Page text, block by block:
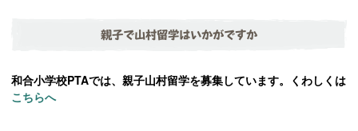
親子で山村留学はいかがですか
和合小学校PTAでは、親子山村留学を募集しています。くわしくは
こちらへ